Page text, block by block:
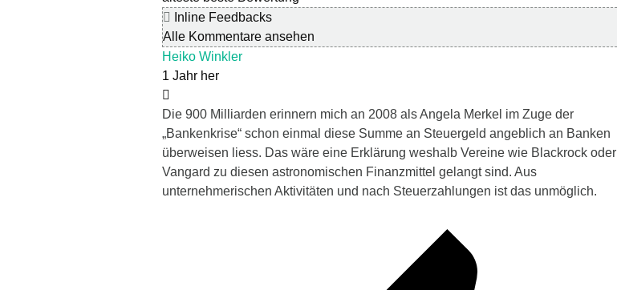
Inline Feedbacks
Alle Kommentare ansehen
Heiko Winkler
1 Jahr her
Die 900 Milliarden erinnern mich an 2008 als Angela Merkel im Zuge der
„Bankenkrise“ schon einmal diese Summe an Steuergeld angeblich an Banken
überweisen liess. Das wäre eine Erklärung weshalb Vereine wie Blackrock oder
Vangard zu diesen astronomischen Finanzmittel gelangt sind. Aus
unternehmerischen Aktivitäten und nach Steuerzahlungen ist das unmöglich.